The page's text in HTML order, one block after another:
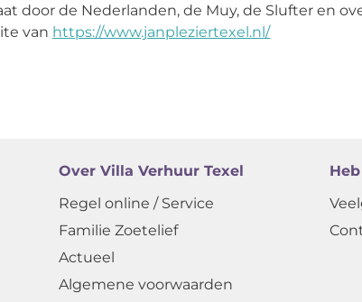
door de Nederlanden, de Muy, de Slufter en
van https://www.janpleziertexel.nl/
Over Villa Verhuur Texel
Regel online / Service
Familie Zoetelief
Actueel
Algemene voorwaarden